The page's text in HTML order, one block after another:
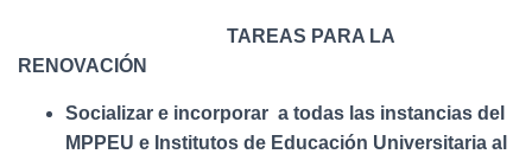
TAREAS PARA LA
RENOVACIÓN
Socializar e incorporar a todas las instancias del
MPPEU e Institutos de Educación Universitaria al